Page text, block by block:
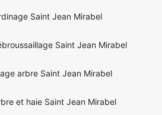
Saint Jean Mirabel
Saint Jean Mirabel
arbre Saint Jean Mirabel
et haie Saint Jean Mirabel